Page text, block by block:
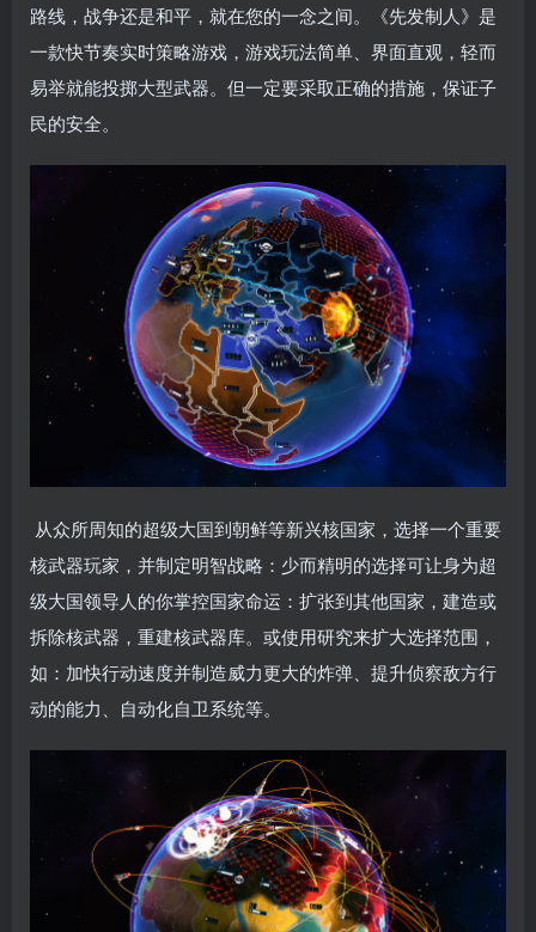
路线，战争还是和平，就在您的一念之间。《先发制人》是
一款快节奏实时策略游戏，游戏玩法简单、界面直观，轻而
易举就能投掷大型武器。但一定要采取正确的措施，保证子
民的安全。
从众所周知的超级大国到朝鲜等新兴核国家，选择一个重要
核武器玩家，并制定明智战略：少而精明的选择可让身为超
级大国领导人的你掌控国家命运：扩张到其他国家，建造或
拆除核武器，重建核武器库。或使用研究来扩大选择范围，
如：加快行动速度并制造威力更大的炸弹、提升侦察敌方行
动的能力、自动化自卫系统等。